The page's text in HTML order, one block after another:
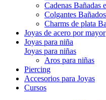
Cadenas Bañadas
Colgantes
Charms de plata
Joyas de acero por mayor
Joyas para niña
Joyas para niñas
Aros para niñas
Piercing
Accesorios para Joyas
Cursos